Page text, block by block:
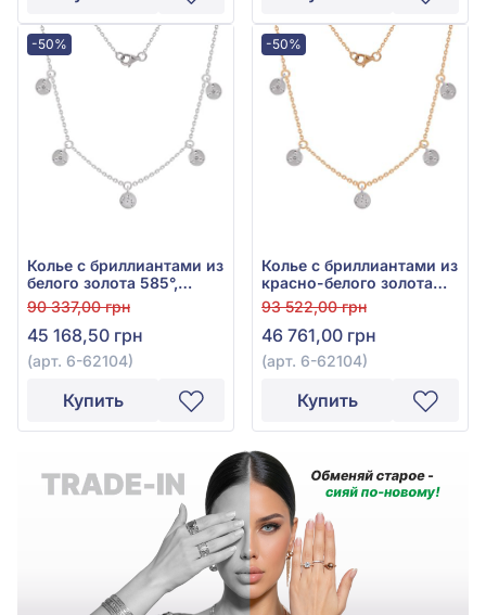
-50%
Колье с бриллиантами из
белого золота 585°,
бриллиант 0,15ct, арт. 6-
62104
90 337,00 грн
45 168,50 грн
(арт. 6-62104)
Купить
-50%
Колье с бриллиантами из
красно-белого золота
585°, бриллиант 0,15ct,
арт. 6-62104
93 522,00 грн
46 761,00 грн
(арт. 6-62104)
Купить